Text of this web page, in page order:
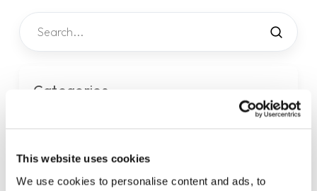
This website uses cookies
We use cookies to personalise content and ads, to
Categories
Betaling
Compliance